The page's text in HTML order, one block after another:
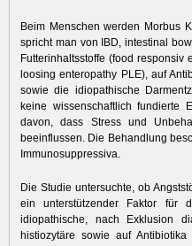
Beim Menschen werden Morbus
spricht man von IBD, intestinal
Futterinhaltsstoffe (food
loosing enteropathy PLE), auf
sowie die idiopathische
keine wissenschaftlich fundierte
davon, dass Stress und
beeinflussen. Die Behandlung
Immunosuppressiva.
Die Studie untersuchte, ob
ein unterstützender Faktor für
idiopathische, nach Exklusion
histiozytäre sowie auf